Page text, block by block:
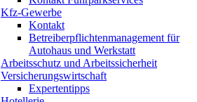
Kfz-Gewerbe
Kontakt
Betreiberpflichtenmanagement für
Autohaus und Werkstatt
Arbeitsschutz und Arbeitssicherheit
Versicherungswirtschaft
Expertentipps